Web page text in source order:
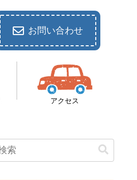
お問い合わせ
アクセス